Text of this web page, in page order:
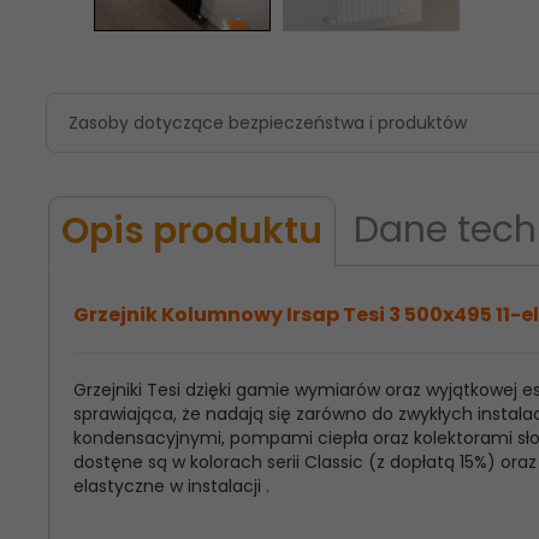
Zasoby dotyczące bezpieczeństwa i produktów
Opis produktu Dane
Grzejnik Kolumnowy Irsap Tesi 3 500x495 11-
Grzejniki Tesi dzięki gamie wymiarów oraz
sprawiająca, że nadają się zarówno do zwykłych
kondensacyjnymi, pompami ciepła oraz kolektorami
dostęne są w kolorach serii Classic (z dopłatą 15%)
elastyczne w instalacji .
Model
Produktu:
Irsap Tesi 3
Wysokość
Grzejnika:
500